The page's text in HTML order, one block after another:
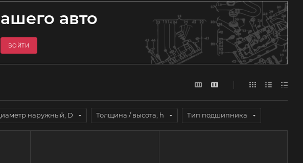
авто
ВОЙТИ
наружный, D Толщина / высота, h Тип подшипника